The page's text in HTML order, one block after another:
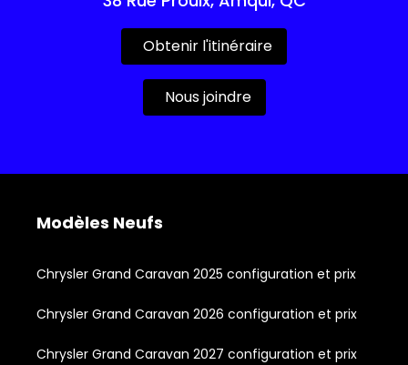
Obtenir l'itinéraire
Nous joindre
Modèles Neufs
Chrysler Grand Caravan 2025 configuration et prix
Chrysler Grand Caravan 2026 configuration et prix
Chrysler Grand Caravan 2027 configuration et prix